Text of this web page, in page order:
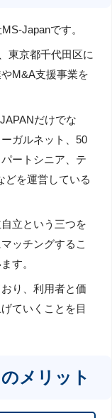
Japanです。
東京都千代田区に
M&A支援事業を
だけでな
ガルネット、50
ートシニア、テ
どを運営している
立という三つを
ッチングするこ
す。
り、利用者と価
ていくことを目
メリット